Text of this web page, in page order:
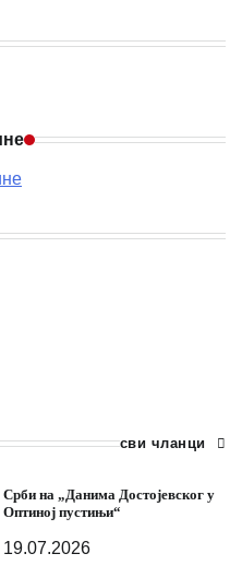
сви чланци
Срби на „Данима Достојевског у
Оптиној пустињи“
19.07.2026